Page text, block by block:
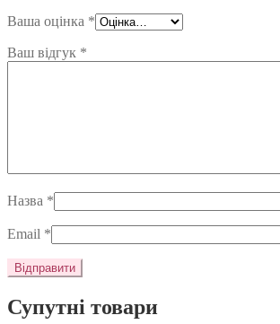
Ваша оцінка *
Ваш відгук *
Назва *
Email *
Супутні товари